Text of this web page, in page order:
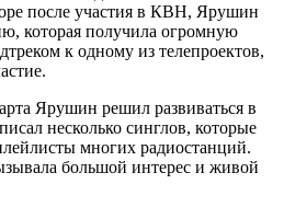
после участия в КВН, Ярушин
которая получила огромную
к одному из телепроектов,
Ярушин решил развиваться в
несколько синглов, которые
многих радиостанций.
большой интерес и живой